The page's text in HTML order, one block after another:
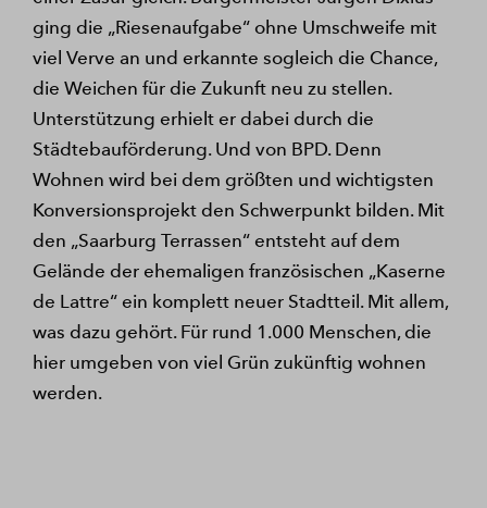
ging die „Riesenaufgabe“ ohne Umschweife mit
viel Verve an und erkannte sogleich die Chance,
die Weichen für die Zukunft neu zu stellen.
Unterstützung erhielt er dabei durch die
Städtebauförderung. Und von BPD. Denn
Wohnen wird bei dem größten und wichtigsten
Konversionsprojekt den Schwerpunkt bilden. Mit
den „Saarburg Terrassen“ entsteht auf dem
Gelände der ehemaligen französischen „Kaserne
de Lattre“ ein komplett neuer Stadtteil. Mit allem,
was dazu gehört. Für rund 1.000 Menschen, die
hier umgeben von viel Grün zukünftig wohnen
werden.